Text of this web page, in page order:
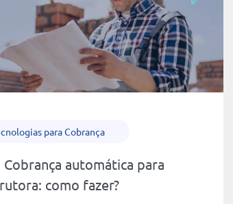
para Cobrança
Cobrança automática para
como fazer?